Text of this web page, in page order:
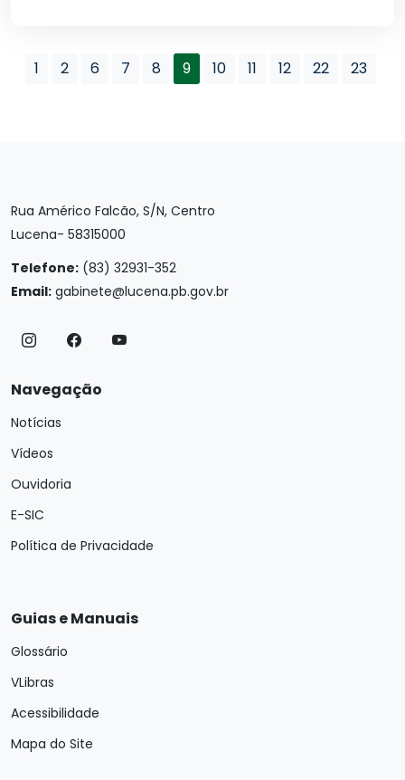
1 2 6 7 8 9 10 11 12 22 23
Rua Américo Falcão, S/N, Centro
Lucena- 58315000
Telefone: (83) 32931-352
Email: gabinete@lucena.pb.gov.br
Navegação
Notícias
Vídeos
Ouvidoria
E-SIC
Política de Privacidade
Guias e Manuais
Glossário
VLibras
Acessibilidade
Mapa do Site